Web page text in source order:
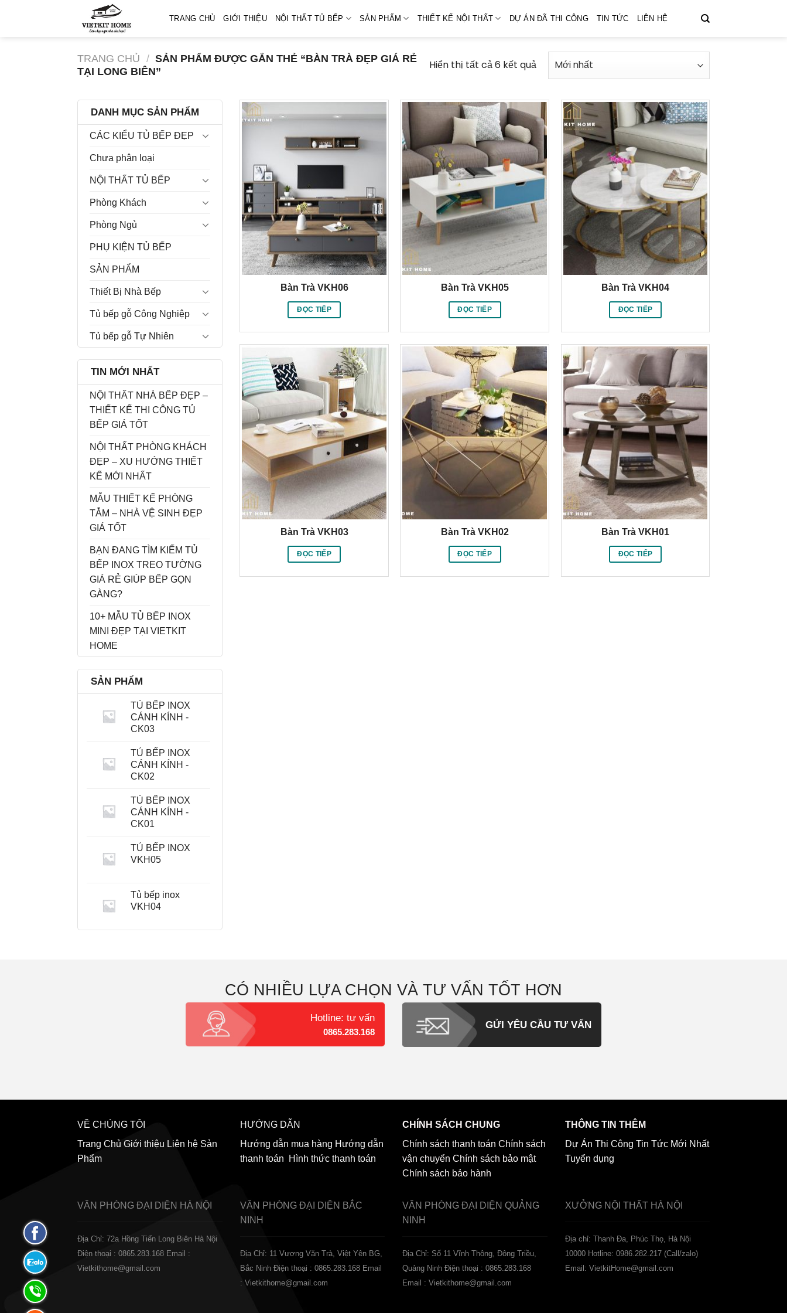
TRANG CHỦ GIỚI THIỆU NỘI THẤT TỦ BẾP SẢN PHẨM THIẾT KẾ NỘI THẤT DỰ ÁN ĐÃ THI CÔNG TIN TỨC LIÊN HỆ
TRANG CHỦ / SẢN PHẨM ĐƯỢC GẮN THẺ “BÀN TRÀ ĐẸP GIÁ RẺ
TẠI LONG BIÊN”
Hiển thị tất cả 6 kết quả
DANH MỤC SẢN PHẨM
CÁC KIỂU TỦ BẾP ĐẸP
Chưa phân loại
NỘI THẤT TỦ BẾP
Phòng Khách
Phòng Ngủ
PHỤ KIỆN TỦ BẾP
SẢN PHẨM
Thiết Bị Nhà Bếp
Tủ bếp gỗ Công Nghiệp
Tủ bếp gỗ Tự Nhiên
TIN MỚI NHẤT
NỘI THẤT NHÀ BẾP ĐẸP –
THIẾT KẾ THI CÔNG TỦ
BẾP GIÁ TỐT
NỘI THẤT PHÒNG KHÁCH
ĐẸP – XU HƯỚNG THIẾT
KẾ MỚI NHẤT
MẪU THIẾT KẾ PHÒNG
TẮM – NHÀ VỆ SINH ĐẸP
GIÁ TỐT
BẠN ĐANG TÌM KIẾM TỦ
BẾP INOX TREO TƯỜNG
GIÁ RẺ GIÚP BẾP GỌN
GÀNG?
10+ MẪU TỦ BẾP INOX
MINI ĐẸP TẠI VIETKIT
HOME
SẢN PHẨM
TỦ BẾP INOX
CÁNH KÍNH -
CK03
TỦ BẾP INOX
CÁNH KÍNH -
CK02
TỦ BẾP INOX
CÁNH KÍNH -
CK01
TỦ BẾP INOX
VKH05
Tủ bếp inox
VKH04
Bàn Trà VKH06
ĐỌC TIẾP
Bàn Trà VKH05
ĐỌC TIẾP
Bàn Trà VKH04
ĐỌC TIẾP
Bàn Trà VKH03
ĐỌC TIẾP
Bàn Trà VKH02
ĐỌC TIẾP
Bàn Trà VKH01
ĐỌC TIẾP
CÓ NHIỀU LỰA CHỌN VÀ TƯ VẤN TỐT HƠN
Hotline: tư vấn
0865.283.168
GỬI YÊU CẦU TƯ VẤN
VỀ CHÚNG TÔI
Trang Chủ Giới thiệu Liên hệ Sản
Phẩm
HƯỚNG DẪN
Hướng dẫn mua hàng Hướng dẫn
thanh toán
Hình thức thanh toán
CHÍNH SÁCH CHUNG
Chính sách thanh toán Chính sách
vận chuyển Chính sách bảo mật
Chính sách bảo hành
THÔNG TIN THÊM
Dự Án Thi Công Tin Tức Mới Nhất
Tuyển dụng
VĂN PHÒNG ĐẠI DIỆN HÀ NỘI
Địa Chỉ: 72a Hồng Tiến Long Biên Hà Nội
Điện thoại : 0865.283.168 Email :
Vietkithome@gmail.com
VĂN PHÒNG ĐẠI DIỆN BẮC
NINH
Địa Chỉ: 11 Vương Văn Trà, Việt Yên BG,
Bắc Ninh Điện thoại : 0865.283.168 Email
: Vietkithome@gmail.com
VĂN PHÒNG ĐẠI DIỆN QUẢNG
NINH
Địa Chỉ: Số 11 Vĩnh Thông, Đông Triều,
Quảng Ninh Điện thoại : 0865.283.168
Email : Vietkithome@gmail.com
XƯỞNG NỘI THẤT HÀ NỘI
️Địa chỉ: Thanh Đa, Phúc Thọ, Hà Nội
10000 Hotline: 0986.282.217 (Call/zalo)
Email: VietkitHome@gmail.com
Fanpage
Facebook
Zalo:
0865.283.168
Hotline: